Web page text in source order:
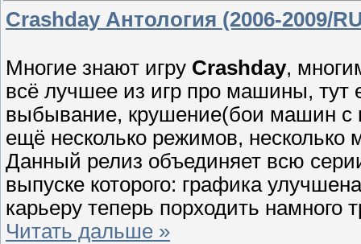
Crashday Антология (2006-2009/
Многие знают игру Crashday,
всё лучшее из игр про машины, тут
выбывание, крушение(бои машин с
ещё несколько режимов, несколько
Данный релиз объединяет всю
выпуске которого: графика
карьеру теперь порходить
Читать дальше »